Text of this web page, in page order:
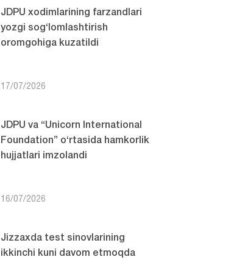
JDPU xodimlarining farzandlari
yozgi sog‘lomlashtirish
oromgohiga kuzatildi
17/07/2026
JDPU va “Unicorn International
Foundation” o‘rtasida hamkorlik
hujjatlari imzolandi
16/07/2026
Jizzaxda test sinovlarining
ikkinchi kuni davom etmoqda